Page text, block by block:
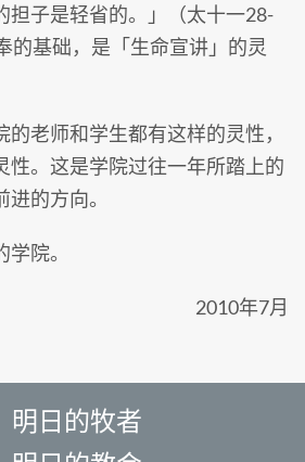
担子是轻省的。」（太十一28-
的基础，是「生命宣讲」的灵
老师和学生都有这样的灵性，
性。这是学院过往一年所踏上的
的方向。
院。
2010年7月
明日的牧者